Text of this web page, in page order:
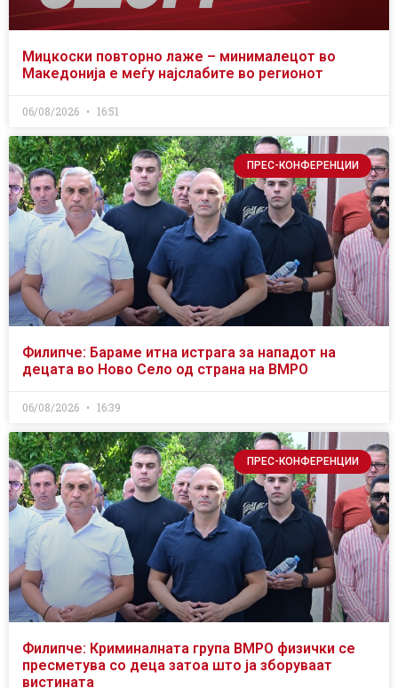
Мицкоски повторно лаже – минималецот во
Македонија е меѓу најслабите во регионот
06/08/2026 16:51
ПРЕС-КОНФЕРЕНЦИИ
Филипче: Бараме итна истрага за нападот на
децата во Ново Село од страна на ВМРО
06/08/2026 16:39
ПРЕС-КОНФЕРЕНЦИИ
Филипче: Криминалната група ВМРО физички се
пресметува со деца затоа што ја зборуваат
вистината